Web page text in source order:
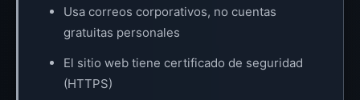
Usa correos corporativos, no cuentas
gratuitas personales
El sitio web tiene certificado de seguridad
(HTTPS)